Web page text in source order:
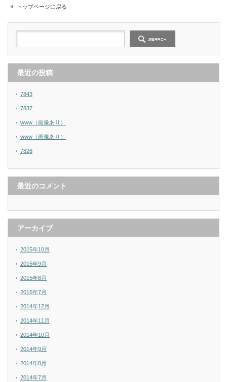
トップページに戻る
最近の投稿
7843
7837
www（画像あり）
www（画像あり）
7826
最近のコメント
アーカイブ
2015年10月
2015年9月
2015年8月
2015年7月
2014年12月
2014年11月
2014年10月
2014年9月
2014年8月
2014年7月